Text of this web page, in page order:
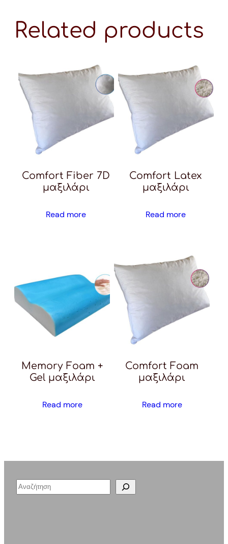
Related products
Comfort Fiber 7D
μαξιλάρι
Read more
Comfort Latex
μαξιλάρι
Read more
Memory Foam +
Gel μαξιλάρι
Read more
Comfort Foam
μαξιλάρι
Read more
S